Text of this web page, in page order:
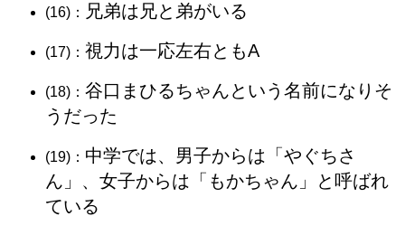
(16)： 兄弟は兄と弟がいる
(17)： 視力は一応左右ともA
(18)： 谷口まひるちゃんという名前になりそ
うだった
(19)： 中学では、男子からは「やぐちさ
ん」、女子からは「もかちゃん」と呼ばれ
ている